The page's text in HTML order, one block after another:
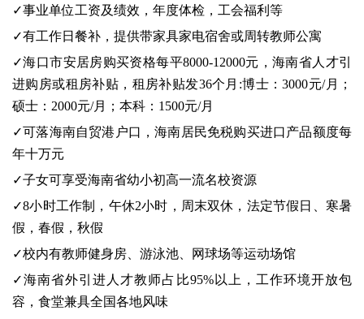
✓事业单位工资及绩效 ， 年度体检，工会福利 等
✓有工作日 餐补，提供带家具家电宿舍或周转教师公寓
✓海口市安居房购买资格每平8000-12000元，海南省人才引
进购房或租房补贴 ， 租房补贴发36个月 :博士：3000元/月；
硕士：2000元/月；本科：1500元/月
✓可落海南自贸港户口，海南居民免税购买进口产品额度每
年十万元
✓子女可享受海南省幼小初高一流名校资源
✓8小时工作制， 午休2小时，周末双休， 法定节假日、寒暑
假，春假，秋假
✓校内有教师健身房、游泳池、网球场等运动场馆
✓海南省外引进人才教师占比95%以上 ， 工作环境开放包
容，食堂兼具全国各地风味